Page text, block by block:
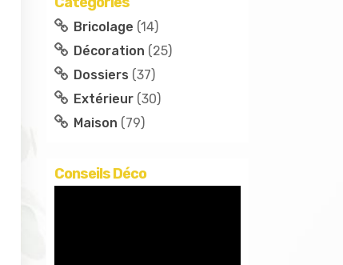
Bricolage (14)
Décoration (25)
Dossiers (37)
Extérieur (30)
Maison (79)
Conseils Déco